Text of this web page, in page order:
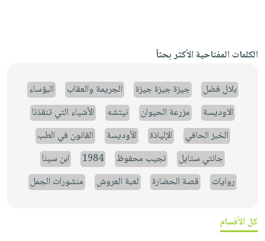
الكلمات المفتاحية الأكثر بحثاً
بلال فضل جيزة جيزة جيزة الجريمة والعقاب
البؤساء
الاوديسة
مزرعة الحيوان نيتشه
الأشياء التي تنقذنا
الخبز الحافي
الإلياذة الأوديسة
القانون في الطب
جانتي ستايل
نجيب محفوظ 1984
ابن سينا
روايات
قصة الحضارة لعبة العروش منشورات الجمل
كل الأقسام